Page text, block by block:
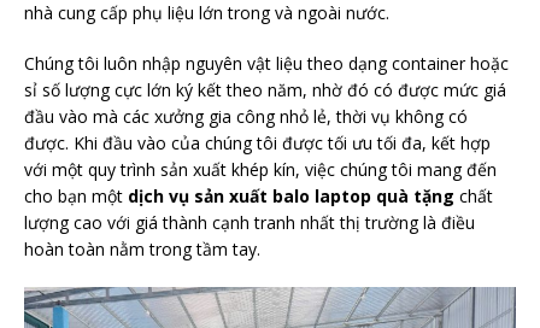
nhà cung cấp phụ liệu lớn trong và ngoài nước.
Chúng tôi luôn nhập nguyên vật liệu theo dạng container hoặc
sỉ số lượng cực lớn ký kết theo năm, nhờ đó có được mức giá
đầu vào mà các xưởng gia công nhỏ lẻ, thời vụ không có
được. Khi đầu vào của chúng tôi được tối ưu tối đa, kết hợp
với một quy trình sản xuất khép kín, việc chúng tôi mang đến
cho bạn một dịch vụ sản xuất balo laptop quà tặng chất
lượng cao với giá thành cạnh tranh nhất thị trường là điều
hoàn toàn nằm trong tầm tay.